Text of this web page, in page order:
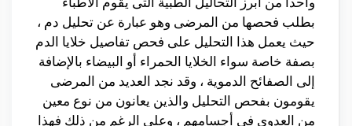
بطلب فحصها من المرضى وهو عبارة عن تحليل دم ،
حيث يعمل هذا التحليل على فحص تفاصيل خلايا الدم
بصفة خاصة سواء الخلايا الحمراء أو البيضاء بالإضافة
إلى الصفائح الدموية ، وقد نجد العديد من المرضى
يقومون بفحص التحليل والذين يعانون من نوع معين
من العدوى فى أجسامهم ، وعلى الرغم من ذلك فهذا